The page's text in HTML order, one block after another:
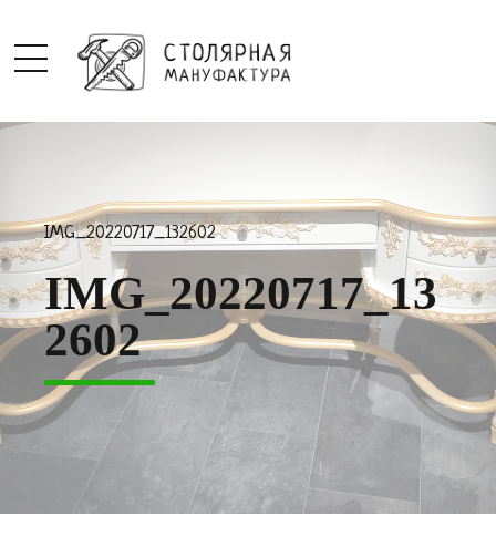
IMG_20220717_132602
IMG_20220717_13
2602